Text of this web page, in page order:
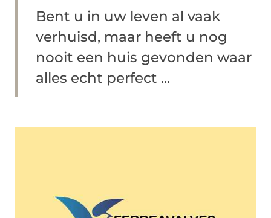
Bent u in uw leven al vaak
verhuisd, maar heeft u nog
nooit een huis gevonden waar
alles echt perfect ...